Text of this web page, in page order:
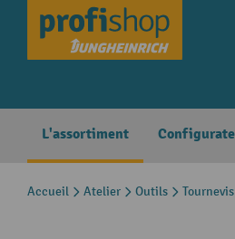
Skip to main navigation
L'assortiment
Accueil Atelier Outils Tournevis